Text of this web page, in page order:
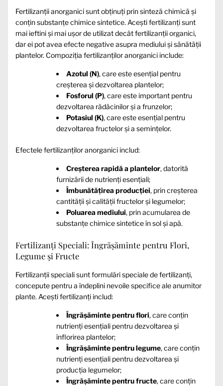
Fertilizanții anorganici sunt obținuți prin sinteză chimică și
conțin substanțe chimice sintetice. Acești fertilizanți sunt
mai ieftini și mai ușor de utilizat decât fertilizanții organici,
dar ei pot avea efecte negative asupra mediului și sănătății
plantelor. Compoziția fertilizanților anorganici include:
Azotul (N), care este esențial pentru
creșterea și dezvoltarea plantelor;
Fosforul (P), care este important pentru
dezvoltarea rădăcinilor și a frunzelor;
Potasiul (K), care este esențial pentru
dezvoltarea fructelor și a semințelor.
Efectele fertilizanților anorganici includ:
Creșterea rapidă a plantelor, datorită
furnizării de nutrienți esențiali;
Îmbunătățirea producției, prin creșterea
cantității și calității fructelor și legumelor;
Poluarea mediului, prin acumularea de
substanțe chimice sintetice în sol și apă.
Fertilizanți Speciali: Îngrășăminte pentru Flori,
Legume și Fructe
Fertilizanții speciali sunt formulări speciale de fertilizanți,
concepute pentru a îndeplini nevoile specifice ale anumitor
plante. Acești fertilizanți includ:
Îngrășăminte pentru flori, care conțin
nutrienți esențiali pentru dezvoltarea și
înflorirea plantelor;
Îngrășăminte pentru legume, care conțin
nutrienți esențiali pentru dezvoltarea și
producția legumelor;
Îngrășăminte pentru fructe, care conțin